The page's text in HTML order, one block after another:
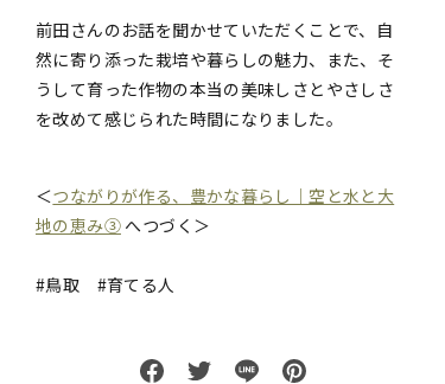
前田さんのお話を聞かせていただくことで、自
然に寄り添った栽培や暮らしの魅力、また、そ
うして育った作物の本当の美味しさとやさしさ
を改めて感じられた時間になりました。
＜つながりが作る、豊かな暮らし｜空と水と大
地の恵み③へつづく＞
#鳥取 #育てる人